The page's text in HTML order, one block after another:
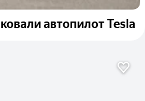
автопилот Tesla